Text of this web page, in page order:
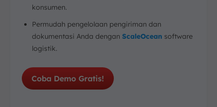
konsumen.
Permudah pengelolaan pengiriman dan
dokumentasi Anda dengan ScaleOcean software
logistik.
Coba Demo Gratis!